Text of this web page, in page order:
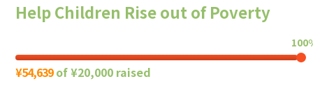
Help Children Rise out of Poverty
¥54,639of¥20,000 raised